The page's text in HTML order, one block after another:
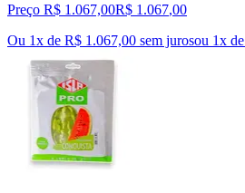
Preço R$ 1.067,00R$ 1.067,00
Ou 1x de R$ 1.067,00 sem jurosou 1x de